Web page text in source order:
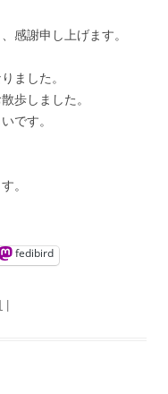
感謝申し上げます。
ました。
歩しました。
です。
。
fedibird
|